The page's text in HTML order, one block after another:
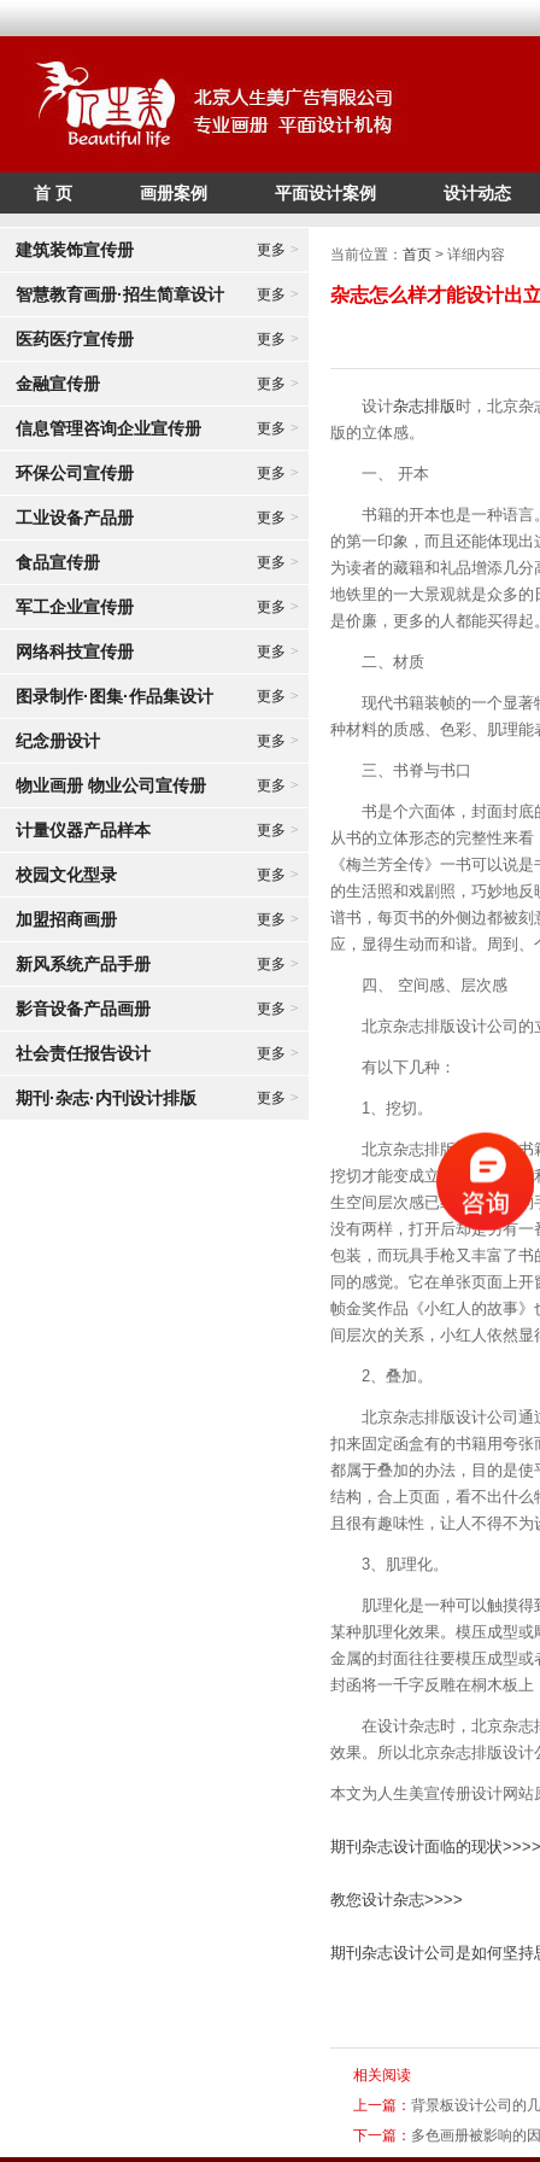
/* */
首 页 画册案例 平面设计案例 设计动态
建筑装饰宣传册 更多 >
智慧教育画册·招生简章设计 更多 >
医药医疗宣传册 更多 >
金融宣传册 更多 >
信息管理咨询企业宣传册 更多 >
环保公司宣传册 更多 >
工业设备产品册 更多 >
食品宣传册 更多 >
军工企业宣传册 更多 >
网络科技宣传册 更多 >
图录制作·图集·作品集设计 更多 >
纪念册设计 更多 >
物业画册 物业公司宣传册 更多 >
计量仪器产品样本 更多 >
校园文化型录 更多 >
加盟招商画册 更多 >
新风系统产品手册 更多 >
影音设备产品画册 更多 >
社会责任报告设计 更多 >
期刊·杂志·内刊设计排版 更多 >
当前位置： 首页 > 详细内容
杂志怎么样才能设计出
设计杂志排版时，北京杂
版的立体感。
一、 开本
书籍的开本也是一种语言。
的第一印象，而且还能体现
为读者的藏籍和礼品增添几
地铁里的一大景观就是众多的
是价廉，更多的人都能买得
二、材质
现代书籍装帧的一个显著特
种材料的质感、色彩、肌理
三、书脊与书口
书是个六面体，封面封底的
从书的立体形态的完整性来
《梅兰芳全传》一书可以说
的生活照和戏剧照，巧妙地
谱书，每页书的外侧边都被
应，显得生动而和谐。周到
四、 空间感、层次感
北京杂志排版设计公司的立
有以下几种：
1、挖切。
北京杂志排版设计公司书籍
挖切才能变成立体的。巧妙
生空间层次感已经是很常见
没有两样，打开后却是另有
包装，而玩具手枪又丰富了
同的感觉。它在单张页面上
帧金奖作品《小红人的故事
间层次的关系，小红人依然
2、叠加。
北京杂志排版设计公司通过
扣来固定函盒有的书籍用夸
都属于叠加的办法，目的是
结构，合上页面，看不出什
且很有趣味性，让人不得不
3、肌理化。
肌理化是一种可以触摸得到
某种肌理化效果。模压成型
金属的封面往往要模压成型
封函将一千字反雕在桐木板
在设计杂志时，北京杂志排
效果。所以北京杂志排版设
本文为人生美宣传册设计网
期刊杂志设计面临的现状
教您设计杂志>>>>
期刊杂志设计公司是如何坚
相关阅读
上一篇： 背景板设计公司的
下一篇： 多色画册被影响的